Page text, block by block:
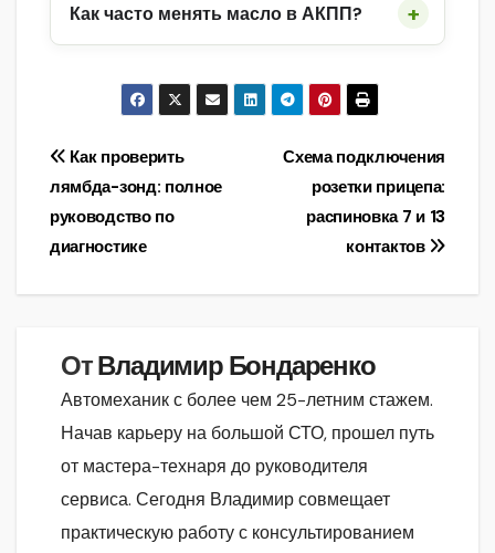
Как часто менять масло в АКПП?
Навигация
по
записям
Схема подключения
розетки прицепа:
распиновка 7 и 13
контактов
Как проверить
лямбда-зонд: полное
руководство по
диагностике
ОтВладимир Бондаренко
Автомеханик с более чем 25-летним стажем.
Начав карьеру на большой СТО, прошел путь
от мастера-технаря до руководителя
сервиса. Сегодня Владимир совмещает
практическую работу с консультированием